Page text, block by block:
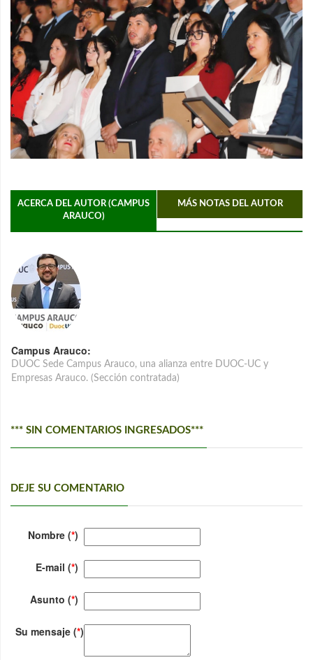
ACERCA DEL AUTOR (CAMPUS
ARAUCO)
MÁS NOTAS DEL AUTOR
Campus Arauco:
DUOC Sede Campus Arauco, una alianza entre DUOC-UC y
Empresas Arauco. (Sección contratada)
*** SIN COMENTARIOS INGRESADOS***
DEJE SU COMENTARIO
Nombre (*)
E-mail (*)
Asunto (*)
Su mensaje (*)